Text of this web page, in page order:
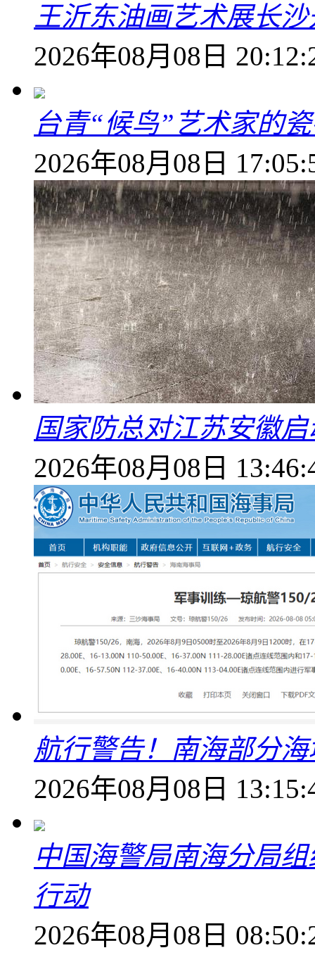
王沂东油画艺术展长
2026年08月08日
台青“候鸟”艺术家的
2026年08月08日
国家防总对江苏安徽
2026年08月08日
航行警告！南海部分
2026年08月08日
中国海警局南海分局
行动
2026年08月08日